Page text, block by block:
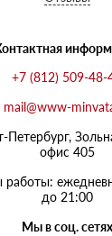
+7 (812) 509-48-
mail@www-
Петербург,
офис 405
работы:
до 21:00
Мы в соц. сетях